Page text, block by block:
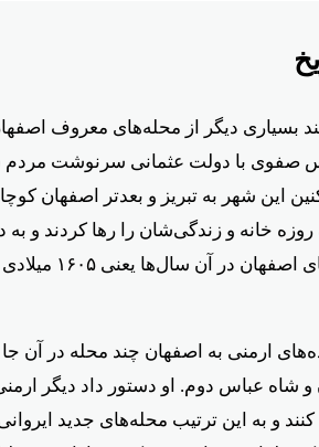
بسیاری دیگر از محله‌های معروف
با دولت عثمانی سرنوشت مردم
این شهر به تبریز و بعدتر اصفهان
روزه خانه و زندگی‌شان را رها کردند و
نفرات اولی که از
ارمنی به اصفهان چند محله در آن
شاه عباس دوم. او دستور داد دیگر
و به این ترتیب محله‌های جدید